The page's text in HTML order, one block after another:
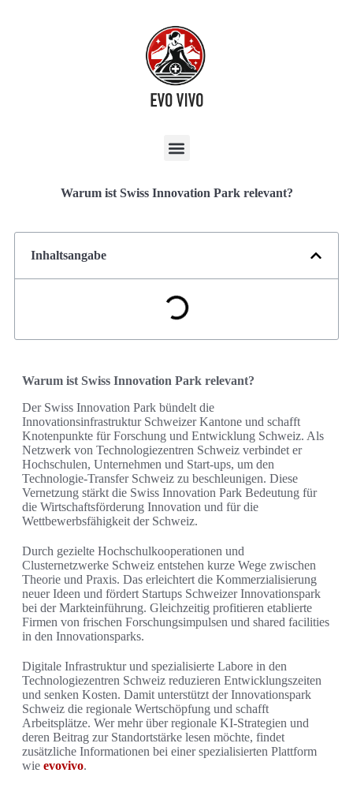
Warum ist Swiss Innovation Park relevant?
Inhaltsangabe
Warum ist Swiss Innovation Park relevant?
Der Swiss Innovation Park bündelt die
Innovationsinfrastruktur Schweizer Kantone und schafft
Knotenpunkte für Forschung und Entwicklung Schweiz. Als
Netzwerk von Technologiezentren Schweiz verbindet er
Hochschulen, Unternehmen und Start-ups, um den
Technologie-Transfer Schweiz zu beschleunigen. Diese
Vernetzung stärkt die Swiss Innovation Park Bedeutung für
die Wirtschaftsförderung Innovation und für die
Wettbewerbsfähigkeit der Schweiz.
Durch gezielte Hochschulkooperationen und
Clusternetzwerke Schweiz entstehen kurze Wege zwischen
Theorie und Praxis. Das erleichtert die Kommerzialisierung
neuer Ideen und fördert Startups Schweizer Innovationspark
bei der Markteinführung. Gleichzeitig profitieren etablierte
Firmen von frischen Forschungsimpulsen und shared facilities
in den Innovationsparks.
Digitale Infrastruktur und spezialisierte Labore in den
Technologiezentren Schweiz reduzieren Entwicklungszeiten
und senken Kosten. Damit unterstützt der Innovationspark
Schweiz die regionale Wertschöpfung und schafft
Arbeitsplätze. Wer mehr über regionale KI-Strategien und
deren Beitrag zur Standortstärke lesen möchte, findet
zusätzliche Informationen bei einer spezialisierten Plattform
wie evovivo.